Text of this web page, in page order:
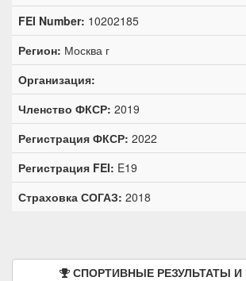
FEI Number: 10202185
Регион: Москва г
Организация:
Членство ФКСР: 2019
Регистрация ФКСР: 2022
Регистрация FEI: E19
Страховка СОГАЗ: 2018
СПОРТИВНЫЕ РЕЗУЛЬТАТЫ И